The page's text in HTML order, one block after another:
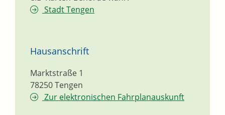
Stadt Tengen
Hausanschrift
Marktstraße 1
78250Tengen
Zur elektronischen Fahrplanauskunft